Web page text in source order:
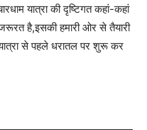
यात्रा की दृष्टिगत कहां-कहां
है,इसकी हमारी ओर से तैयारी
से पहले धरातल पर शुरू कर